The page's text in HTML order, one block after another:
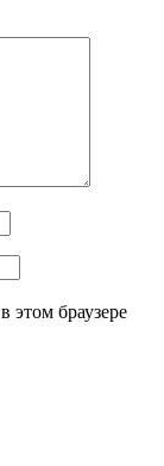
этом браузере